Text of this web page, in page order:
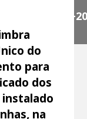
+20
do
para
dos
na